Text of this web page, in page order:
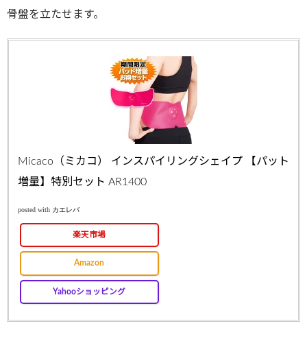
骨盤を立たせます。
Micaco（ミカコ） インスパイリングシェイプ 【パット
増量】特別セット AR1400
posted with カエレバ
楽天市場
Amazon
Yahooショッピング